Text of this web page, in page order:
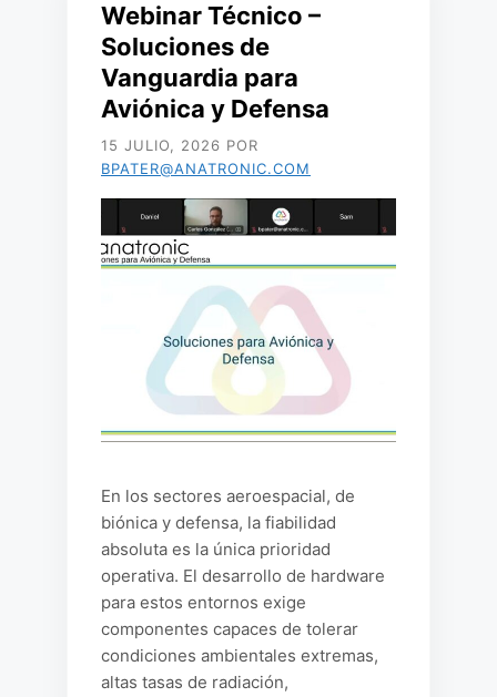
Webinar Técnico –
Soluciones de
Vanguardia para
Aviónica y Defensa
15 JULIO, 2026 POR
BPATER@ANATRONIC.COM
En los sectores aeroespacial, de
biónica y defensa, la fiabilidad
absoluta es la única prioridad
operativa. El desarrollo de hardware
para estos entornos exige
componentes capaces de tolerar
condiciones ambientales extremas,
altas tasas de radiación,